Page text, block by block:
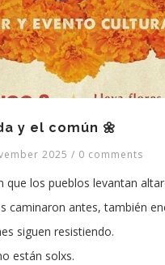
y el común 🌼
2025 / 0 comments
que los pueblos levantan
caminaron antes, también
siguen resistiendo.
están solxs.